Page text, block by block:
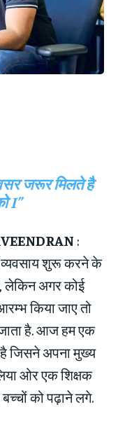
जरूर मिलते है
I”
:
व्यवसाय शुरू करने के
लेकिन अगर कोई
किया जाए तो
है. आज हम एक
जिसने अपना मुख्य
ओर एक शिक्षक
को पढ़ाने लगे.